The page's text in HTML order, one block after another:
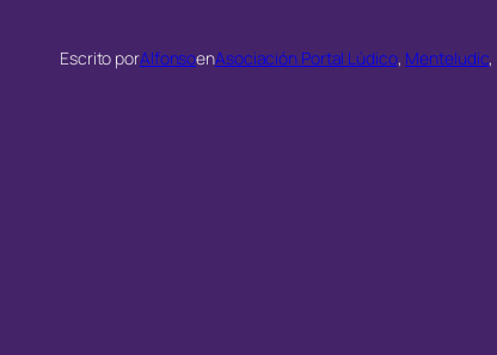
Escrito porAlfonsoenAsociación Portal Lúdico, Menteludic,